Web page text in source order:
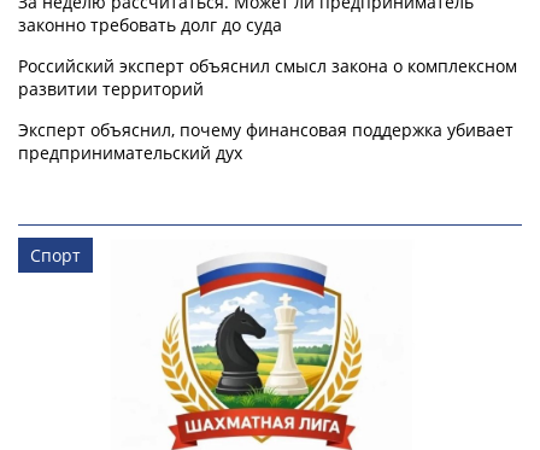
законно требовать долг до суда
Российский эксперт объяснил смысл закона о комплексном
развитии территорий
Эксперт объяснил, почему финансовая поддержка убивает
предпринимательский дух
Спорт